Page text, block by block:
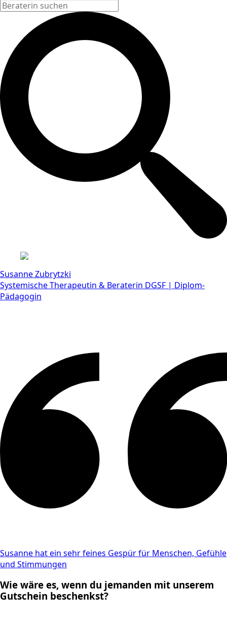
Susanne Zubrytzki
Systemische Therapeutin & Beraterin DGSF | Diplom-
Pädagogin
Susanne hat ein sehr feines Gespür für Menschen, Gefühle
und Stimmungen
Wie wäre es, wenn du jemanden mit unserem
Gutschein beschenkst?